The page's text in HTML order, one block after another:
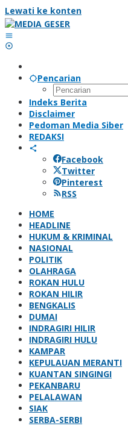
Lewati ke konten
Pencarian
Indeks Berita
Disclaimer
Pedoman Media Siber
REDAKSI
Facebook
Twitter
Pinterest
RSS
HOME
HEADLINE
HUKUM & KRIMINAL
NASIONAL
POLITIK
OLAHRAGA
ROKAN HULU
ROKAN HILIR
BENGKALIS
DUMAI
INDRAGIRI HILIR
INDRAGIRI HULU
KAMPAR
KEPULAUAN MERANTI
KUANTAN SINGINGI
PEKANBARU
PELALAWAN
SIAK
SERBA-SERBI